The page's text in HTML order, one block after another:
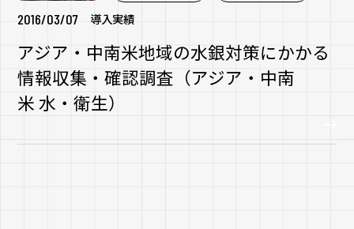
2016/03/07 導入実績
アジア・中南米地域の水銀対策にかかる
情報収集・確認調査（アジア・中南
米 水・衛生）